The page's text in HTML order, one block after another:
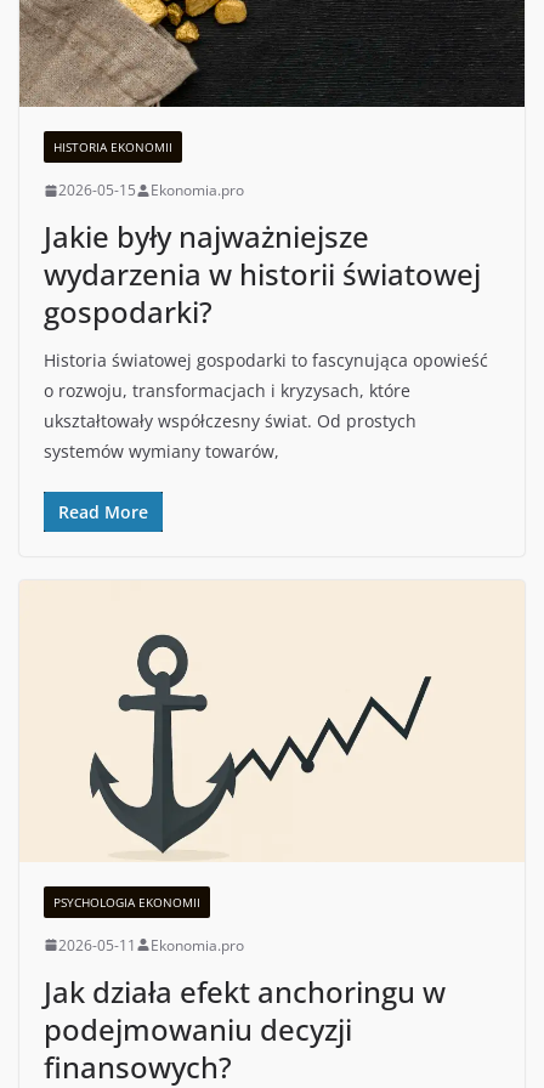
HISTORIA EKONOMII
2026-05-15 Ekonomia.pro
Jakie były najważniejsze
wydarzenia w historii światowej
gospodarki?
Historia światowej gospodarki to fascynująca opowieść
o rozwoju, transformacjach i kryzysach, które
ukształtowały współczesny świat. Od prostych
systemów wymiany towarów,
Read More
PSYCHOLOGIA EKONOMII
2026-05-11 Ekonomia.pro
Jak działa efekt anchoringu w
podejmowaniu decyzji
finansowych?